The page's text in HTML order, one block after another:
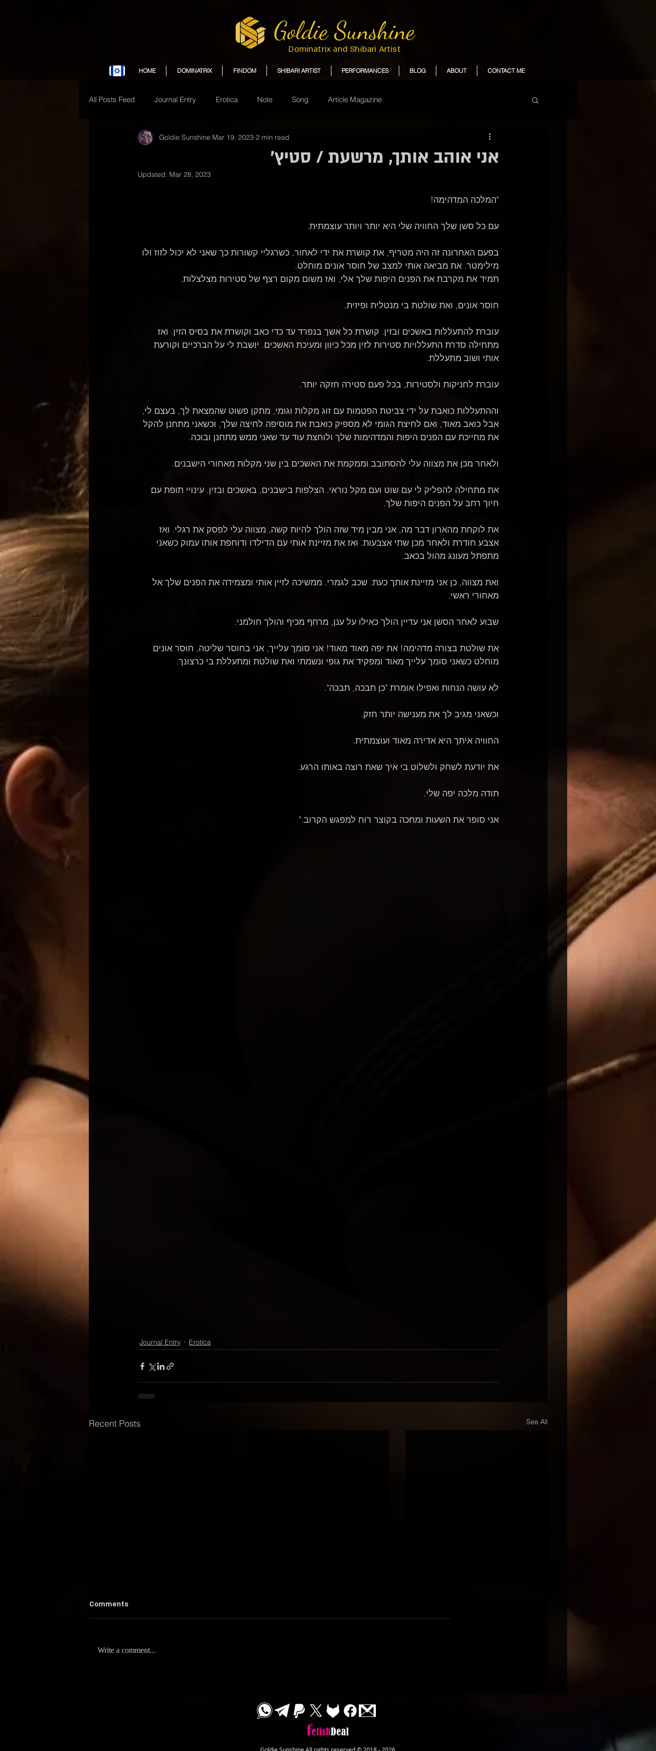
Goldie Sunshine
Dominatrix and Shibari Artist
HOME DOMINATRIX FINDOM SHIBARI ARTIST PERFORMANCES BLOG ABOUT CONTACT ME
All Posts Feed Journal Entry Erotica Note Song Article Magazine
אני אוהב אותך, מרשעת / סטיץ'
Goldie Sunshine Mar 19, 2023 2 min read
Updated: Mar 28, 2023
"המלכה המדהימה!
עם כל סשן שלך החוויה שלי היא יותר ויותר עוצמתית.
בפעם האחרונה זה היה מטריף, את קושרת את ידי לאחור, כשרגליי קשורות כך שאני לא יכול לזוז ולו
מילימטר. את מביאה אותי למצב של חוסר אונים מוחלט.
תמיד את מקרבת את הפנים היפות שלך אלי, ואז משום מקום רצף של סטירות מצלצלות.
חוסר אונים, ואת שולטת בי מנטלית ופיזית.
עוברת להתעללות באשכים ובזין. קושרת כל אשך בנפרד עד כדי כאב וקושרת את בסיס הזין. ואז
מתחילה סדרת התעללויות סטירות לזין מכל כיוון ומעיכת האשכים. יושבת לי על הברכיים וקורעת
אותי ושוב מתעללת.
עוברת לחניקות ולסטירות, בכל פעם סטירה חזקה יותר.
וההתעללות כואבת על ידי צביטת הפטמות עם זוג מקלות וגומי, מתקן פשוט שהמצאת לך, בעצם לי,
אבל כואב מאוד, ואם לחיצת הגומי לא מספיק כואבת את מוסיפה לחיצה שלך, וכשאני מתחנן להקל
את מחייכת עם הפנים היפות והמדהימות שלך ולוחצת עוד עד שאני ממש מתחנן ובוכה.
ולאחר מכן את מצווה עלי להסתובב וממקמת את האשכים בין שני מקלות מאחורי הישבנים.
את מתחילה להפליק לי עם שוט ועם מקל נוראי. הצלפות בישבנים, באשכים ובזין. עינויי תופת עם
חיוך רחב על הפנים היפות שלך.
את לוקחת מהארון דבר מה, אני מבין מיד שזה הולך להיות קשה, מצווה עלי לפסק את רגלי. ואז
אצבע חודרת ולאחר מכן שתי אצבעות. ואז את מזיינת אותי עם הדילדו ודוחפת אותו עמוק כשאני
מתפתל מעונג מהול בכאב.
ואת מצווה, כן אני מזיינת אותך כעת. שכב לגמרי. ממשיכה לזיין אותי ומצמידה את הפנים שלך אל
מאחורי ראשי.
שבוע לאחר הסשן אני עדיין הולך כאילו על ענן, מרחף מכיף והולך חולמני.
את שולטת בצורה מדהימה! את יפה מאוד מאוד! אני סומך עלייך, אני בחוסר שליטה, חוסר אונים
מוחלט כשאני סומך עלייך מאוד ומפקיד את גופי ונשמתי ואת שולטת ומתעללת בי כרצונך.
לא עושה הנחות ואפילו אומרת "כן תבכה, תבכה".
וכשאני מגיב לך את מענישה יותר חזק.
החוויה איתך היא אדירה מאוד ועוצמתית.
את יודעת לשחק ולשלוט בי איך שאת רוצה באותו הרגע.
תודה מלכה יפה שלי.
אני סופר את השעות ומחכה בקוצר רוח למפגש הקרוב."
Journal Entry Erotica
Recent Posts See All
Comments
Write a comment...